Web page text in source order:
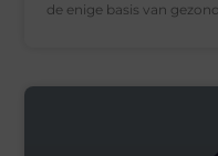
de enige basis van